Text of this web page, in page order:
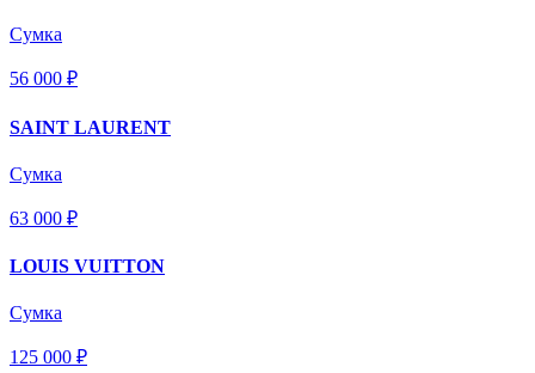
Сумка
56 000 ₽
SAINT LAURENT
Сумка
63 000 ₽
LOUIS VUITTON
Сумка
125 000 ₽